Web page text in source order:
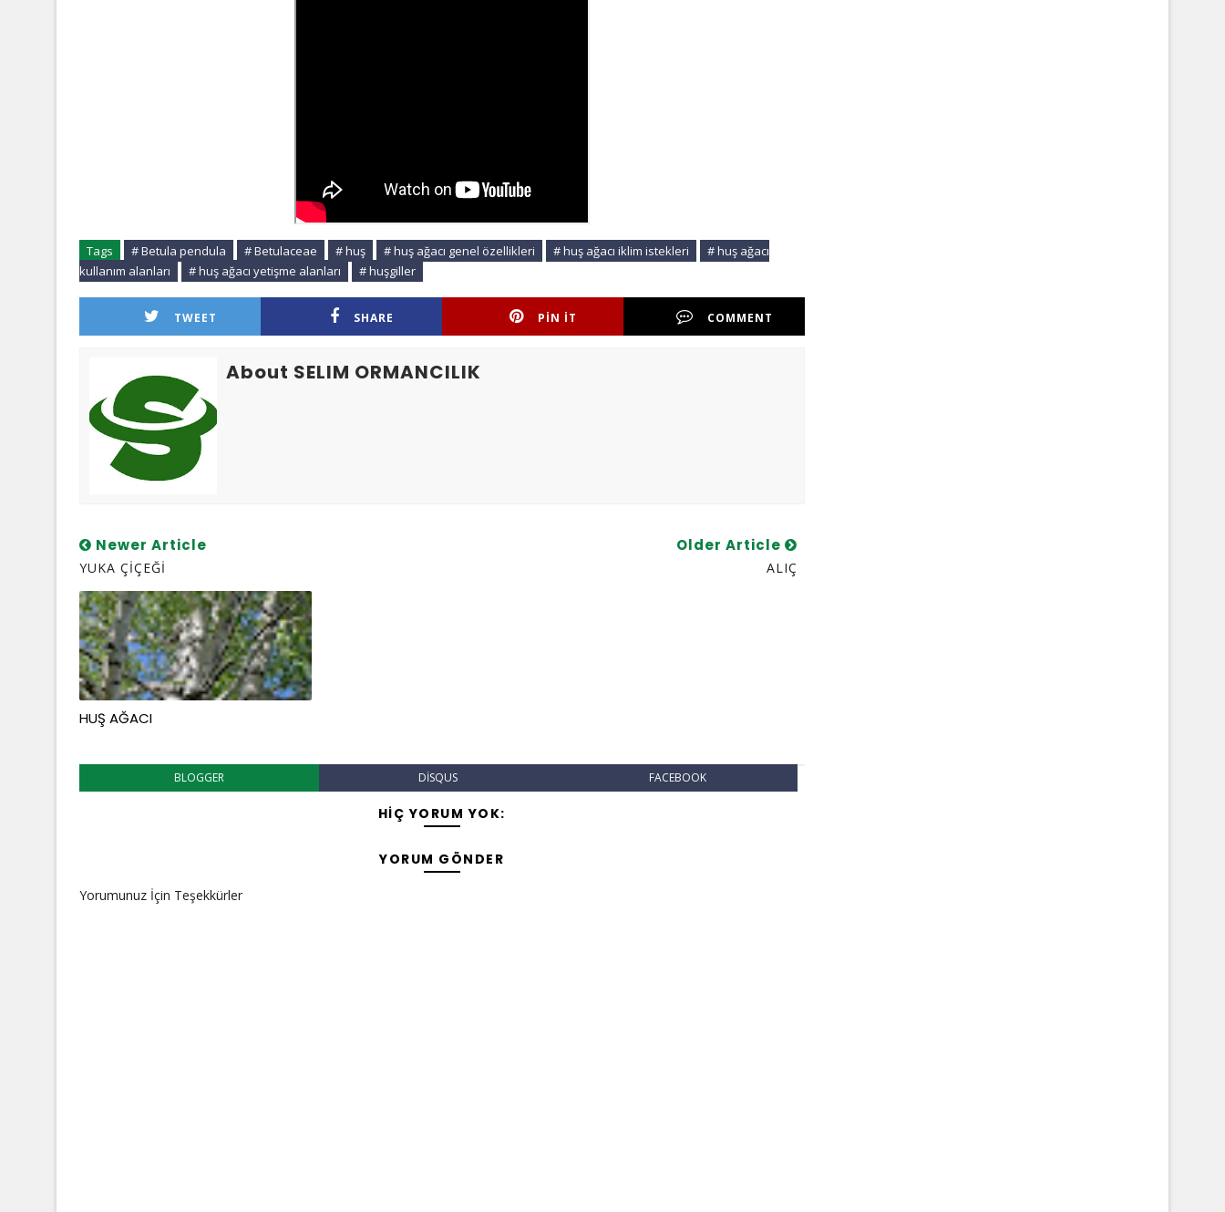
Tags # Betula pendula # Betulaceae # huş # huş ağacı genel özellikleri # huş ağacı iklim istekleri
# huş ağacı
kullanım alanları
# huş ağacı yetişme alanları # huşgiller
TWEET SHARE PIN IT COMMENT
About SELIM ORMANCILIK
Newer Article
YUKA ÇİÇEĞİ
Older Article
ALIÇ
HUŞ AĞACI
BLOGGER DISQUS FACEBOOK
HIÇ YORUM YOK:
YORUM GÖNDER
Yorumunuz İçin Teşekkürler